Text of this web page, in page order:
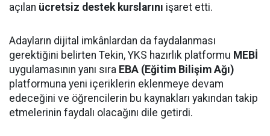
açılan ücretsiz destek kurslarını işaret etti.
Adayların dijital imkânlardan da faydalanması
gerektiğini belirten Tekin, YKS hazırlık platformu MEBİ
uygulamasının yanı sıra EBA (Eğitim Bilişim Ağı)
platformuna yeni içeriklerin eklenmeye devam
edeceğini ve öğrencilerin bu kaynakları yakından takip
etmelerinin faydalı olacağını dile getirdi.